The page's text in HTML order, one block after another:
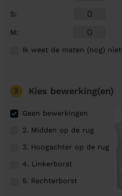
S:
M:
Ik weet de maten (nog) niet
3 Kies bewerking(en)
Geen bewerkingen
2. Midden op de rug
3. Hoogachter op de rug
4. Linkerborst
5. Rechterborst